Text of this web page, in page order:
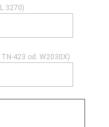
3270)
423 od. W2030X)